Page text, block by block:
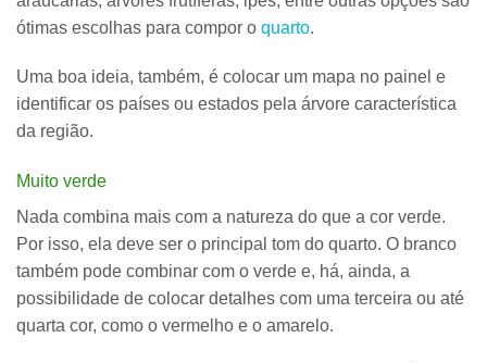
ótimas escolhas para compor o quarto.
Uma boa ideia, também, é colocar um mapa no painel e
identificar os países ou estados pela árvore característica
da região.
Muito verde
Nada combina mais com a natureza do que a cor verde.
Por isso, ela deve ser o principal tom do quarto. O branco
também pode combinar com o verde e, há, ainda, a
possibilidade de colocar detalhes com uma terceira ou até
quarta cor, como o vermelho e o amarelo.